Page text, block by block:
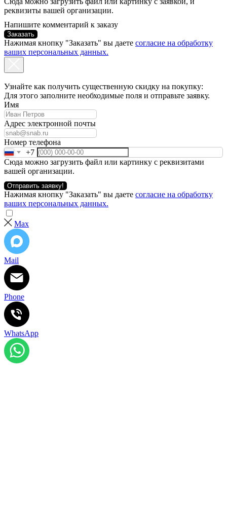
реквизиты вашей организации.
Напишите комментарий к заказу
Заказать
Нажимая кнопку "Заказать" вы даете согласие на обработку
ваших персональных данных.
Узнайте как получить существенную скидку на покупку:
Для этого заполните необходимые поля и отправьте заявку.
Имя
Адрес электронной почты
Номер телефона
+7
Сюда можно загрузить файл или картинку с реквизитами
вашей организации.
Отправить заявку!
Нажимая кнопку "Заказать" вы даете согласие на обработку
ваших персональных данных.
Max
Mail
Phone
WhatsApp